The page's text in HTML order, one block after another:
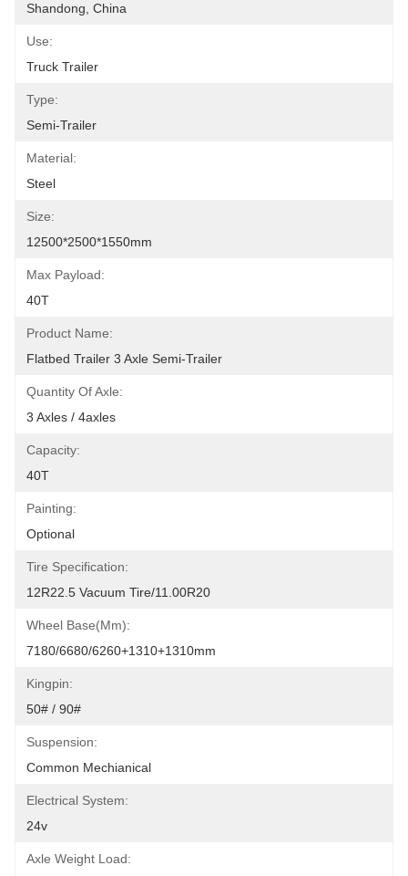
Shandong, China
Use:
Truck Trailer
Type:
Semi-Trailer
Material:
Steel
Size:
12500*2500*1550mm
Max Payload:
40T
Product Name:
Flatbed Trailer 3 Axle Semi-Trailer
Quantity Of Axle:
3 Axles / 4axles
Capacity:
40T
Painting:
Optional
Tire Specification:
12R22.5 Vacuum Tire/11.00R20
Wheel Base(mm):
7180/6680/6260+1310+1310mm
Kingpin:
50# / 90#
Suspension:
Common Mechianical
Electrical System:
24v
Axle Weight Load: